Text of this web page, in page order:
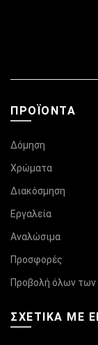
ΠΡΟΪΌΝΤΑ
Δόμηση
Χρώματα
Διακόσμηση
Εργαλεία
Αναλώσιμα
Προσφορές
Προβολή όλων των
ΣΧΕΤΙΚΆ ΜΕ